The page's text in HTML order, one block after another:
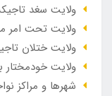
ولایت سغد
ولایت تحت امر
ولایت ختلان
ولایت
شهرها و مراکز